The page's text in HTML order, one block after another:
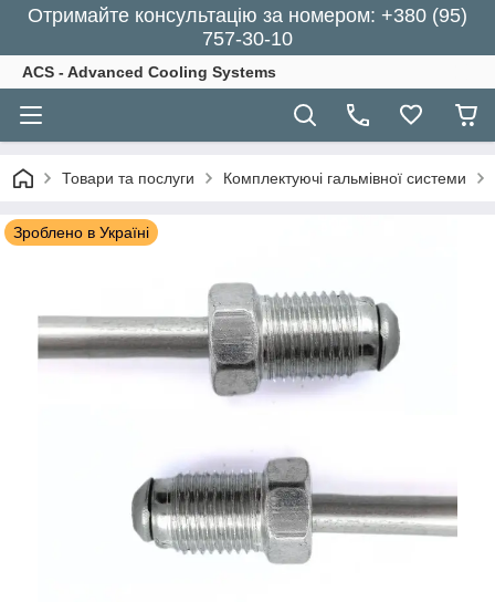
Отримайте консультацію за номером: +380 (95)
757-30-10
ACS - Advanced Cooling Systems
Товари та послуги Комплектуючі гальмівної системи
Зроблено в Україні